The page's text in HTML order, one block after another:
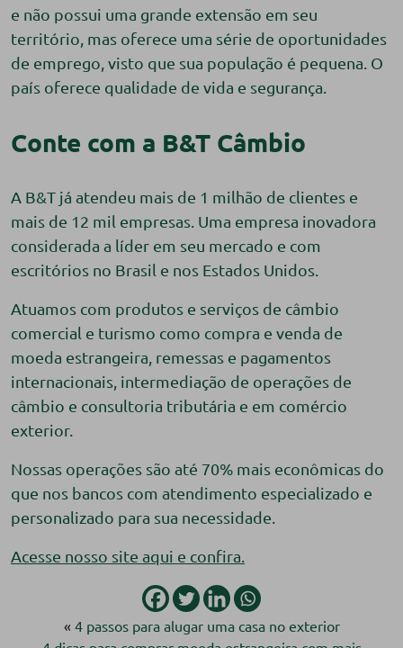
e não possui uma grande extensão em seu
território, mas oferece uma série de oportunidades
de emprego, visto que sua população é pequena. O
país oferece qualidade de vida e segurança.
Conte com a B&T Câmbio
A B&T já atendeu mais de 1 milhão de clientes e
mais de 12 mil empresas. Uma empresa inovadora
considerada a líder em seu mercado e com
escritórios no Brasil e nos Estados Unidos.
Atuamos com produtos e serviços de câmbio
comercial e turismo como compra e venda de
moeda estrangeira, remessas e pagamentos
internacionais, intermediação de operações de
câmbio e consultoria tributária e em comércio
exterior.
Nossas operações são até 70% mais econômicas do
que nos bancos com atendimento especializado e
personalizado para sua necessidade.
Acesse nosso site aqui e confira.
« 4 passos para alugar uma casa no exterior